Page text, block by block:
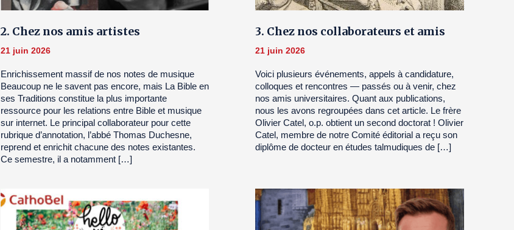
2. Chez nos amis artistes
21 juin 2026
Enrichissement massif de nos notes de musique
Beaucoup ne le savent pas encore, mais La Bible en
ses Traditions constitue la plus importante
ressource pour les relations entre Bible et musique
sur internet. Le principal collaborateur pour cette
rubrique d’annotation, l’abbé Thomas Duchesne,
reprend et enrichit chacune des notes existantes.
Ce semestre, il a notamment […]
3. Chez nos collaborateurs et amis
21 juin 2026
Voici plusieurs événements, appels à candidature,
colloques et rencontres — passés ou à venir, chez
nos amis universitaires. Quant aux publications,
nous les avons regroupées dans cet article. Le frère
Olivier Catel, o.p. obtient un second doctorat ! Olivier
Catel, membre de notre Comité éditorial a reçu son
diplôme de docteur en études talmudiques de […]